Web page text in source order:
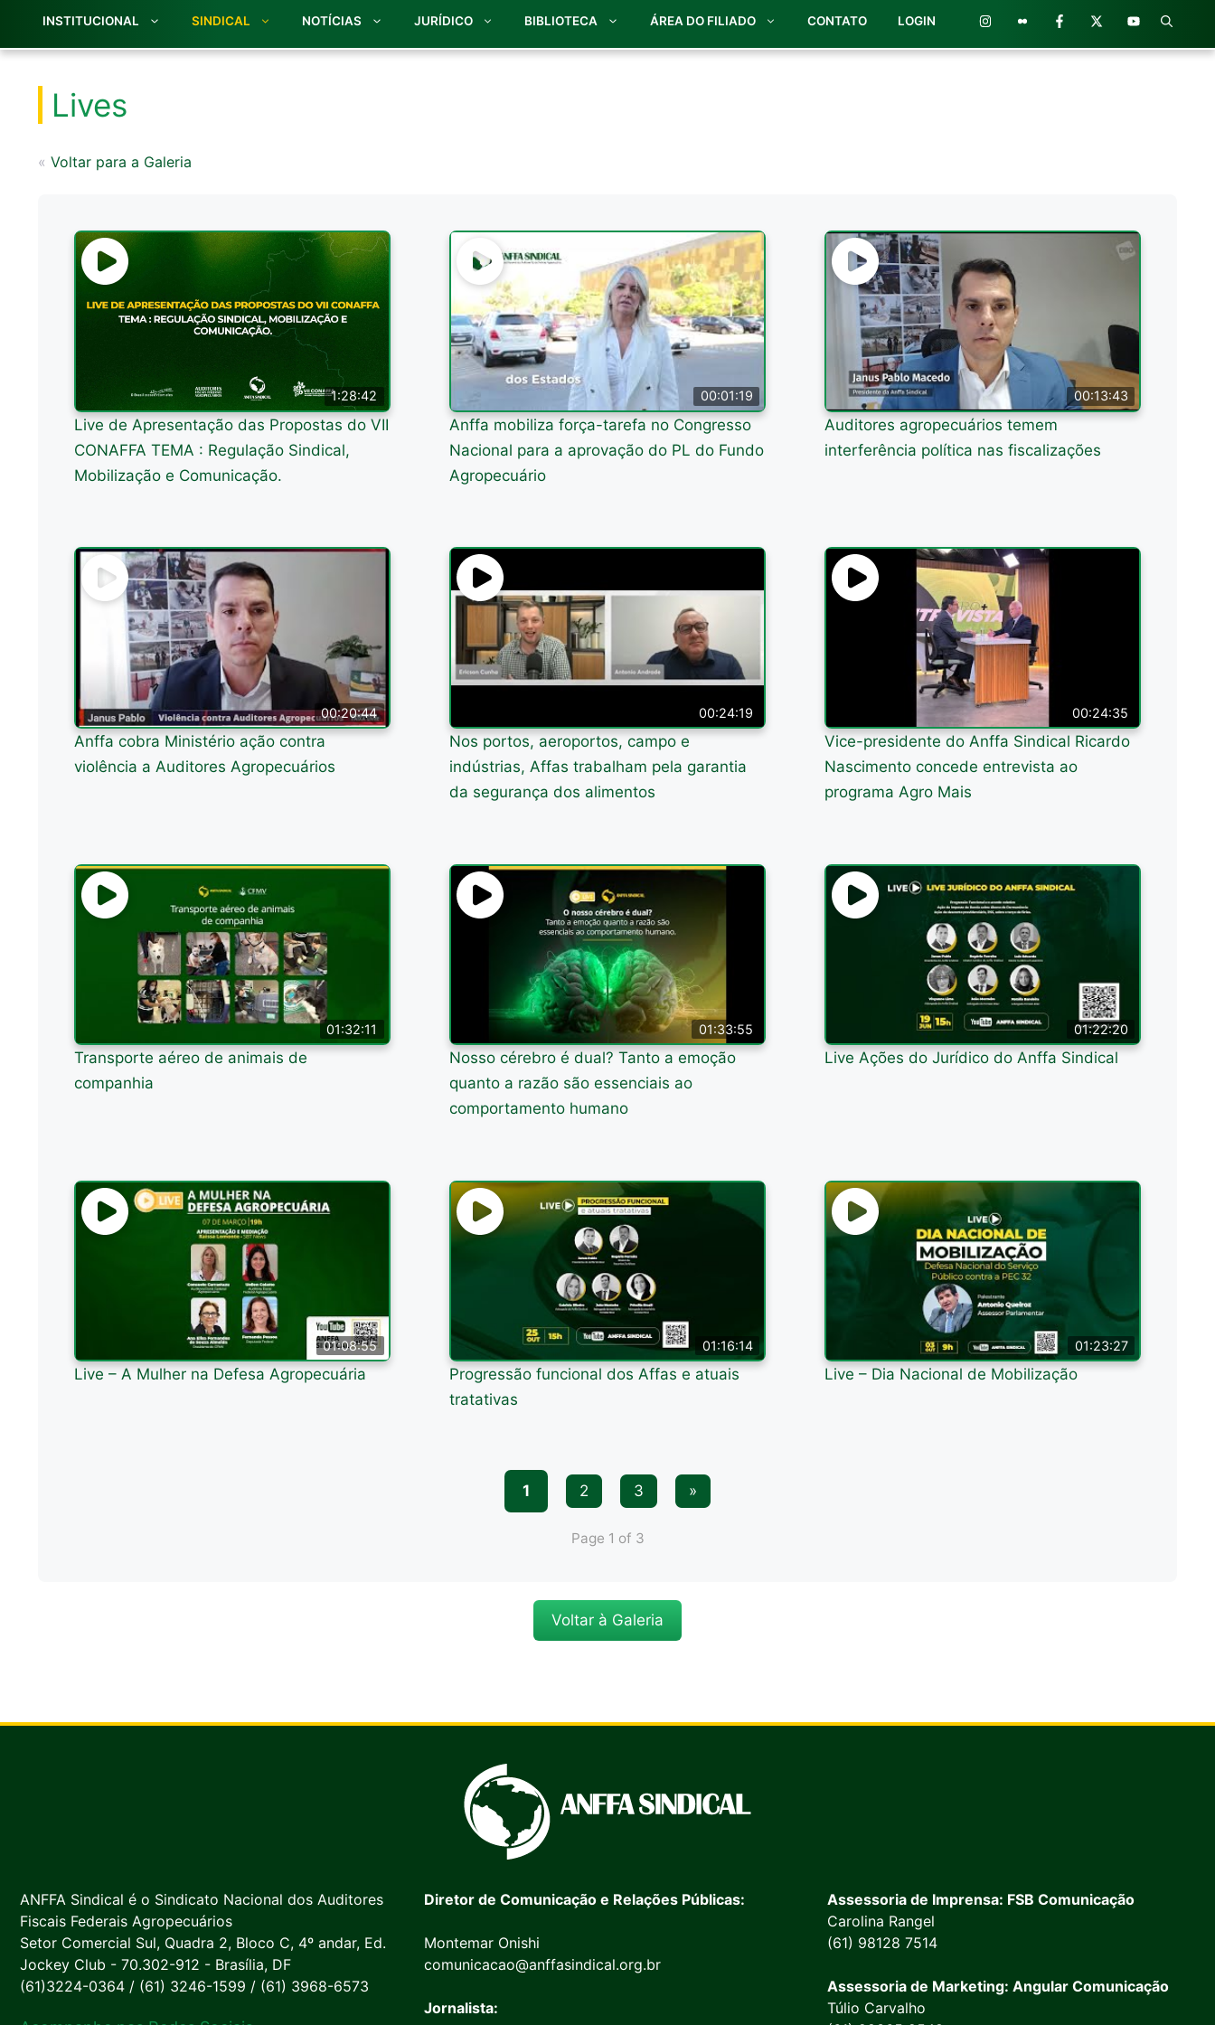
INSTITUCIONAL SINDICAL NOTÍCIAS JURÍDICO BIBLIOTECA ÁREA DO FILIADO CONTATO LOGIN
Lives
« Voltar para a Galeria
1:28:42
Live de Apresentação das Propostas do VII
CONAFFA TEMA : Regulação Sindical,
Mobilização e Comunicação.
00:01:19
Anffa mobiliza força-tarefa no Congresso
Nacional para a aprovação do PL do Fundo
Agropecuário
00:13:43
Auditores agropecuários temem
interferência política nas fiscalizações
00:20:44
Anffa cobra Ministério ação contra
violência a Auditores Agropecuários
00:24:19
Nos portos, aeroportos, campo e
indústrias, Affas trabalham pela garantia
da segurança dos alimentos
00:24:35
Vice-presidente do Anffa Sindical Ricardo
Nascimento concede entrevista ao
programa Agro Mais
01:32:11
Transporte aéreo de animais de
companhia
01:33:55
Nosso cérebro é dual? Tanto a emoção
quanto a razão são essenciais ao
comportamento humano
01:22:20
Live Ações do Jurídico do Anffa Sindical
01:08:55
Live – A Mulher na Defesa Agropecuária
01:16:14
Progressão funcional dos Affas e atuais
tratativas
01:23:27
Live – Dia Nacional de Mobilização
1 2 3 »
Page 1 of 3
Voltar à Galeria
ANFFA Sindical é o Sindicato Nacional dos Auditores
Fiscais Federais Agropecuários
Setor Comercial Sul, Quadra 2, Bloco C, 4º andar, Ed.
Jockey Club - 70.302-912 - Brasília, DF
(61)3224-0364 / (61) 3246-1599 / (61) 3968-6573
Diretor de Comunicação e Relações Públicas:
Montemar Onishi
comunicacao@anffasindical.org.br
Jornalista:
Assessoria de Imprensa: FSB Comunicação
Carolina Rangel
(61) 98128 7514
Assessoria de Marketing: Angular Comunicação
Túlio Carvalho